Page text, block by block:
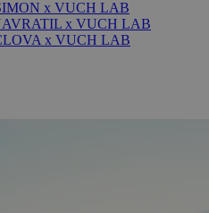
x VUCH LAB
x VUCH LAB
x VUCH LAB